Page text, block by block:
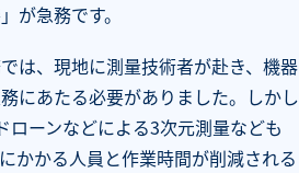
が急務です。
は、現地に測量技術者が赴き、機器
にあたる必要がありました。しかし
ローンなどによる3次元測量なども
かかる人員と作業時間が削減される